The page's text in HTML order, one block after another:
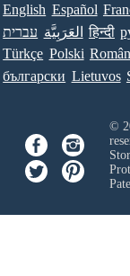
English Español
עברית العَرَبِيَّة हिन्दी
Türkçe Polski
български Lietuvos
©